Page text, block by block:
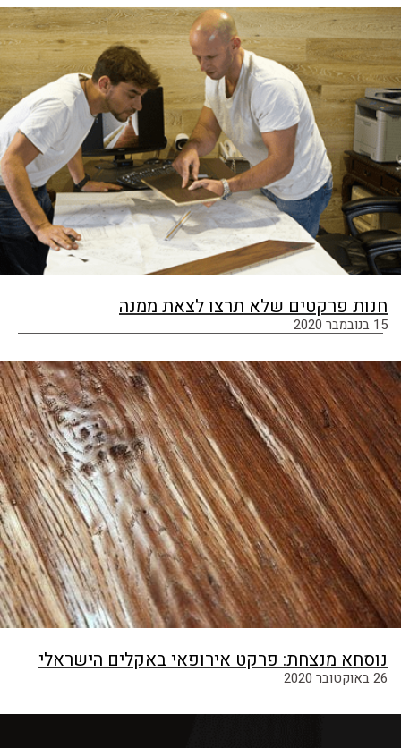
חנות פרקטים שלא תרצו לצאת ממנה
15 בנובמבר 2020
נוסחא מנצחת: פרקט אירופאי באקלים הישראלי
26 באוקטובר 2020